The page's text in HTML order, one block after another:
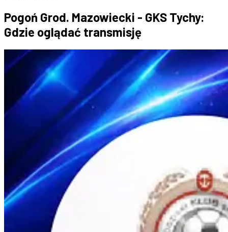
Pogoń Grod. Mazowiecki - GKS Tychy:
Gdzie oglądać transmisję